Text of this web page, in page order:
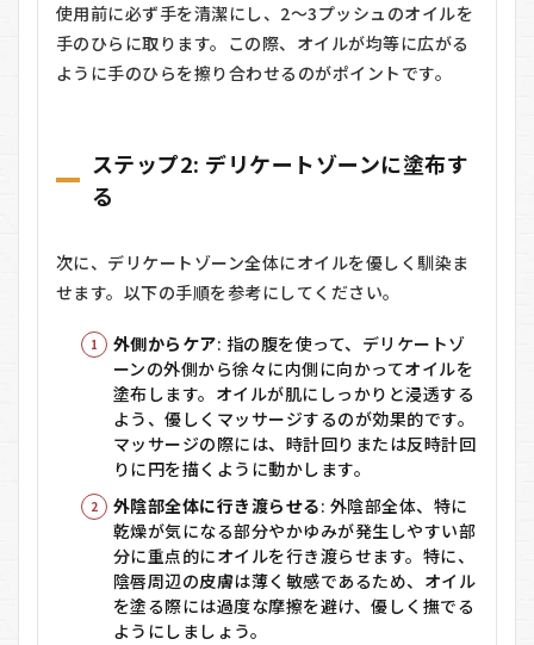
使用前に必ず手を清潔にし、2～3プッシュのオイルを
手のひらに取ります。この際、オイルが均等に広がる
ように手のひらを擦り合わせるのがポイントです。
ステップ2: デリケートゾーンに塗布す
る
次に、デリケートゾーン全体にオイルを優しく馴染ま
せます。以下の手順を参考にしてください。
外側からケア: 指の腹を使って、デリケートゾ
ーンの外側から徐々に内側に向かってオイルを
塗布します。オイルが肌にしっかりと浸透する
よう、優しくマッサージするのが効果的です。
マッサージの際には、時計回りまたは反時計回
りに円を描くように動かします。
外陰部全体に行き渡らせる: 外陰部全体、特に
乾燥が気になる部分やかゆみが発生しやすい部
分に重点的にオイルを行き渡らせます。特に、
陰唇周辺の皮膚は薄く敏感であるため、オイル
を塗る際には過度な摩擦を避け、優しく撫でる
ようにしましょう。